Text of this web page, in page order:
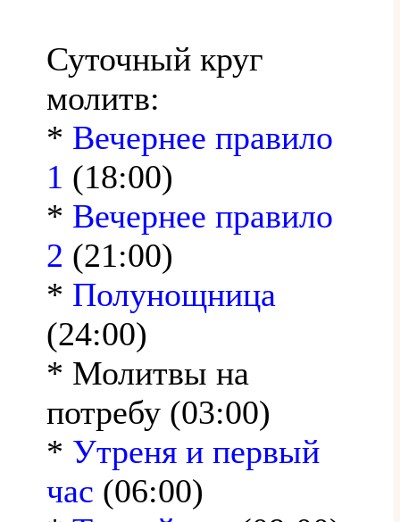
Суточный круг
молитв:
* Вечернее правило
1 (18:00)
* Вечернее правило
2 (21:00)
* Полунощница
(24:00)
* Молитвы на
потребу (03:00)
* Утреня и первый
час (06:00)